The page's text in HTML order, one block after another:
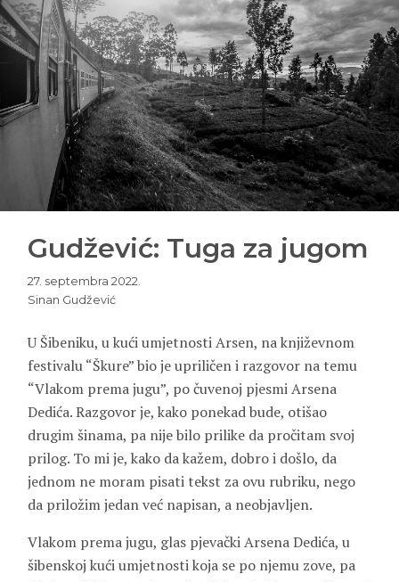
Gudžević: Tuga za jugom
27. septembra 2022.
Sinan Gudžević
U Šibeniku, u kući umjetnosti Arsen, na književnom
festivalu “Škure” bio je upriličen i razgovor na temu
“Vlakom prema jugu”, po čuvenoj pjesmiArsena
Dedića. Razgovor je, kako ponekad bude, otišao
drugim šinama, pa nije bilo prilike da pročitam svoj
prilog. To mi je, kako da kažem, dobro i došlo, da
jednom ne moram pisati tekst za ovu rubriku, nego
da priložim jedan već napisan, a neobjavljen.
Vlakom prema jugu, glas pjevački Arsena Dedića, u
šibenskoj kući umjetnosti koja se po njemu zove, pa